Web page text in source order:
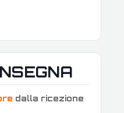
dalla ricezione